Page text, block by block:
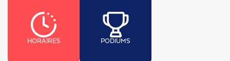
HORAIRES PODIUMS